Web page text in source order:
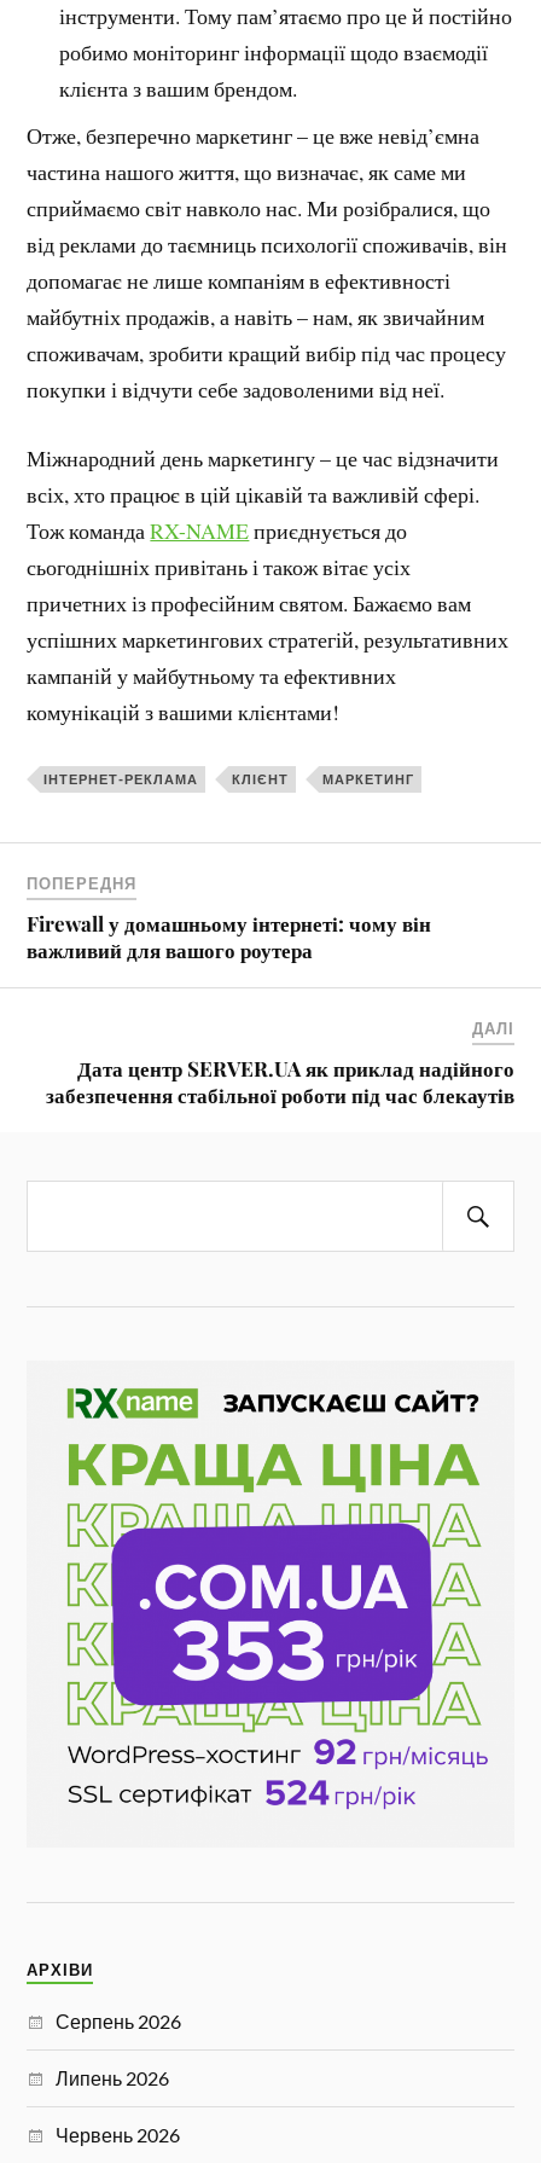
інструменти. Тому пам’ятаємо про це й постійно
робимо моніторинг інформації щодо взаємодії
клієнта з вашим брендом.
Отже, безперечно маркетинг – це вже невід’ємна
частина нашого життя, що визначає, як саме ми
сприймаємо світ навколо нас. Ми розібралися, що
від реклами до таємниць психології споживачів, він
допомагає не лише компаніям в ефективності
майбутніх продажів, а навіть – нам, як звичайним
споживачам, зробити кращий вибір під час процесу
покупки і відчути себе задоволеними від неї.
Міжнародний день маркетингу – це час відзначити
всіх, хто працює в цій цікавій та важливій сфері.
Тож командаRX-NAMEприєднується до
сьогоднішніх привітань і також вітає усіх
причетних із професійним святом. Бажаємо вам
успішних маркетингових стратегій, результативних
кампаній у майбутньому та ефективних
комунікацій з вашими клієнтами!
ІНТЕРНЕТ-РЕКЛАМА КЛІЄНТ МАРКЕТИНГ
ПОПЕРЕДНЯ
Firewall у домашньому інтернеті: чому він
важливий для вашого роутера
ДАЛІ
Дата центр SERVER.UA як приклад надійного
забезпечення стабільної роботи під час блекаутів
АРХІВИ
Серпень 2026
Липень 2026
Червень 2026